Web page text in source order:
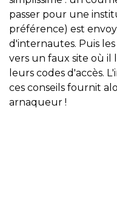
passer pour une
préférence) est
d'internautes. Puis
vers un faux site où il
leurs codes d'accès.
ces conseils fournit
arnaqueur !